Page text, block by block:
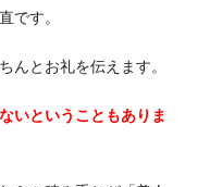
です。
んとお礼を伝えます。
いということもありま